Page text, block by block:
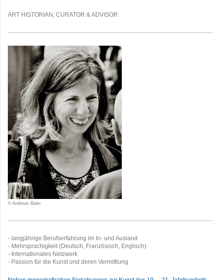
ART HISTORIAN, CURATOR & ADVISOR
© Andreas Baier
- langjährige Berufserfahrung im In- und Ausland
- Mehrsprachigkeit (Deutsch, Französisch, Englisch)
- Internationales Netzwerk
- Passion für die Kunst und deren Vermittlung